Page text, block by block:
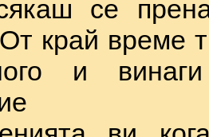
се
От край време
и